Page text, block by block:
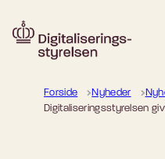
Gå til forsiden
Forside Nyheder
Digitaliseringsstyrelsen